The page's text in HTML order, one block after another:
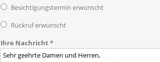
Besichtigungstermin erwünscht?
Besichtigungstermin erwünscht
Rückruf
Rückruf erwünscht
Ihre Nachricht *